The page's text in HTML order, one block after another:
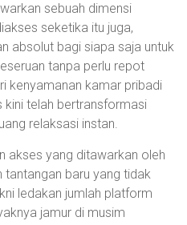
sebuah dimensi
seketika itu juga,
absolut bagi siapa saja untuk
tanpa perlu repot
kenyamanan kamar pribadi
telah bertransformasi
relaksasi instan.
akses yang ditawarkan oleh
tantangan baru yang tidak
ledakan jumlah platform
jamur di musim